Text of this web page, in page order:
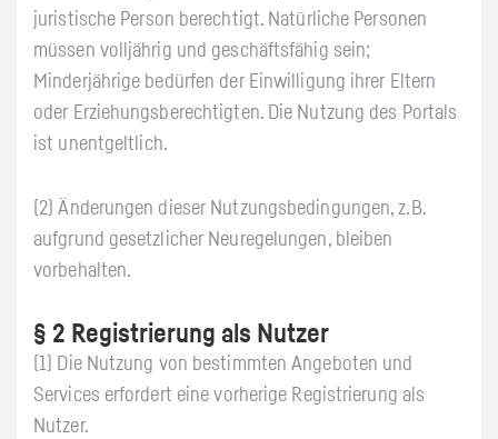
juristische Person berechtigt. Natürliche Personen
müssen volljährig und geschäftsfähig sein;
Minderjährige bedürfen der Einwilligung ihrer Eltern
oder Erziehungsberechtigten. Die Nutzung des Portals
ist unentgeltlich.
(2) Änderungen dieser Nutzungsbedingungen, z.B.
aufgrund gesetzlicher Neuregelungen, bleiben
vorbehalten.
§ 2 Registrierung als Nutzer
(1) Die Nutzung von bestimmten Angeboten und
Services erfordert eine vorherige Registrierung als
Nutzer.